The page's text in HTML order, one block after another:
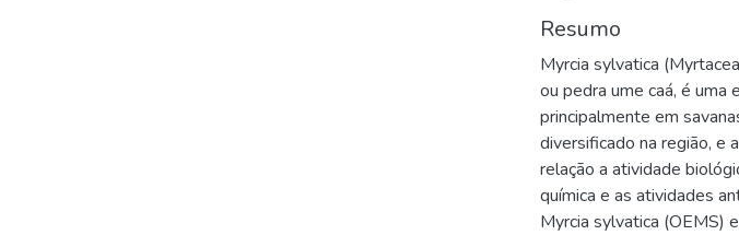
Resumo
Myrcia sylvatica
ou pedra ume caá, é uma
principalmente em
diversificado na região, e
relação a atividade
química e as atividades
Myrcia sylvatica (OEMS)